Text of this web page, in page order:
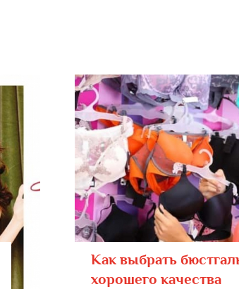
Как выбрать
хорошего качества